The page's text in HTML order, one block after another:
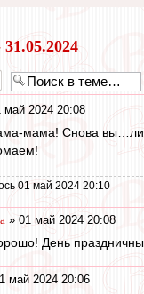
31.05.2024
май 2024 20:08
мама! Снова
01 май 2024 20:10
» 01 май 2024 20:08
День
май 2024 20:06